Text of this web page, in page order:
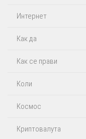
Интернет
Как да
Как се прави
Коли
Космос
Криптовалута